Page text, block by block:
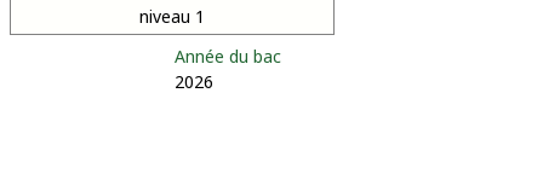
niveau 1
Année du bac
2026